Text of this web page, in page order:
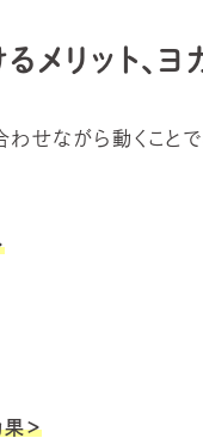
メリット、ヨ
せながら動くこと
＞